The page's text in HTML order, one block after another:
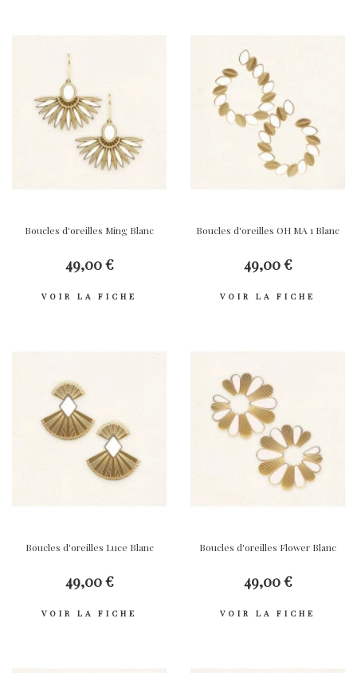
Boucles d'oreilles Ming Blanc
49,00 €
VOIR LA FICHE
Boucles d'oreilles OH MA 1 Blanc
49,00 €
VOIR LA FICHE
Boucles d'oreilles Luce Blanc
49,00 €
VOIR LA FICHE
Boucles d'oreilles Flower Blanc
49,00 €
VOIR LA FICHE